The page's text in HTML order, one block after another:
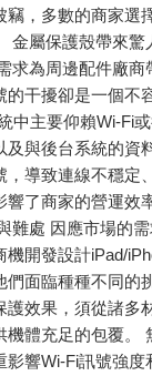
，多數的商家選
金屬保護殼帶來驚
求為周邊配件廠商
的干擾卻是一個不
中主要仰賴Wi-Fi
及與後台系統的資
導致連線不穩定
響了商家的營運效
難處 因應市場的
開發設計iPad/
們面臨種種不同的
護效果，須從諸多
機體充足的包覆。
影響Wi-Fi訊號強度